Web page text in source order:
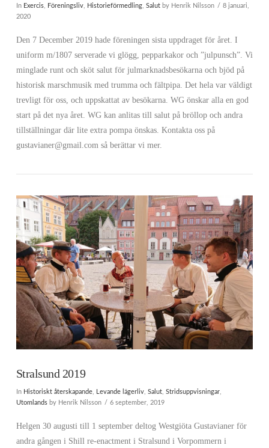
VIEW POST
In Exercis, Föreningsliv, Historieförmedling, Salutby Henrik Nilsson
8 januari,
2020
Den 7 December 2019 hade föreningen sista uppdraget för året. I
uniform m/1807 serverade vi glögg, pepparkakor och ”julpunsch”. Vi
minglade runt och sköt salut för julmarknadsbesökarna och bjöd på
historisk marschmusik med trumma och fältpipa. Det hela var väldigt
trevligt för oss, och uppskattat av besökarna. WG önskar alla en god
start på det nya året. WG kan anlitas till salut på bröllop och andra
tillställningar där lite extra pompa önskas. Kontakta oss på
gustavianer@gmail.com så berättar vi mer.
Stralsund 2019
In Historiskt återskapande, Levande lägerliv, Salut, Stridsuppvisningar,
Utomlandsby Henrik Nilsson 6 september, 2019
Helgen 30 augusti till 1 september deltog Westgiöta Gustavianer för
andra gången i Shill re-enactment i Stralsund i Vorpommern i